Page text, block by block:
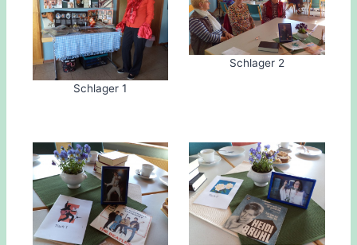
Schlager 1
Schlager 2